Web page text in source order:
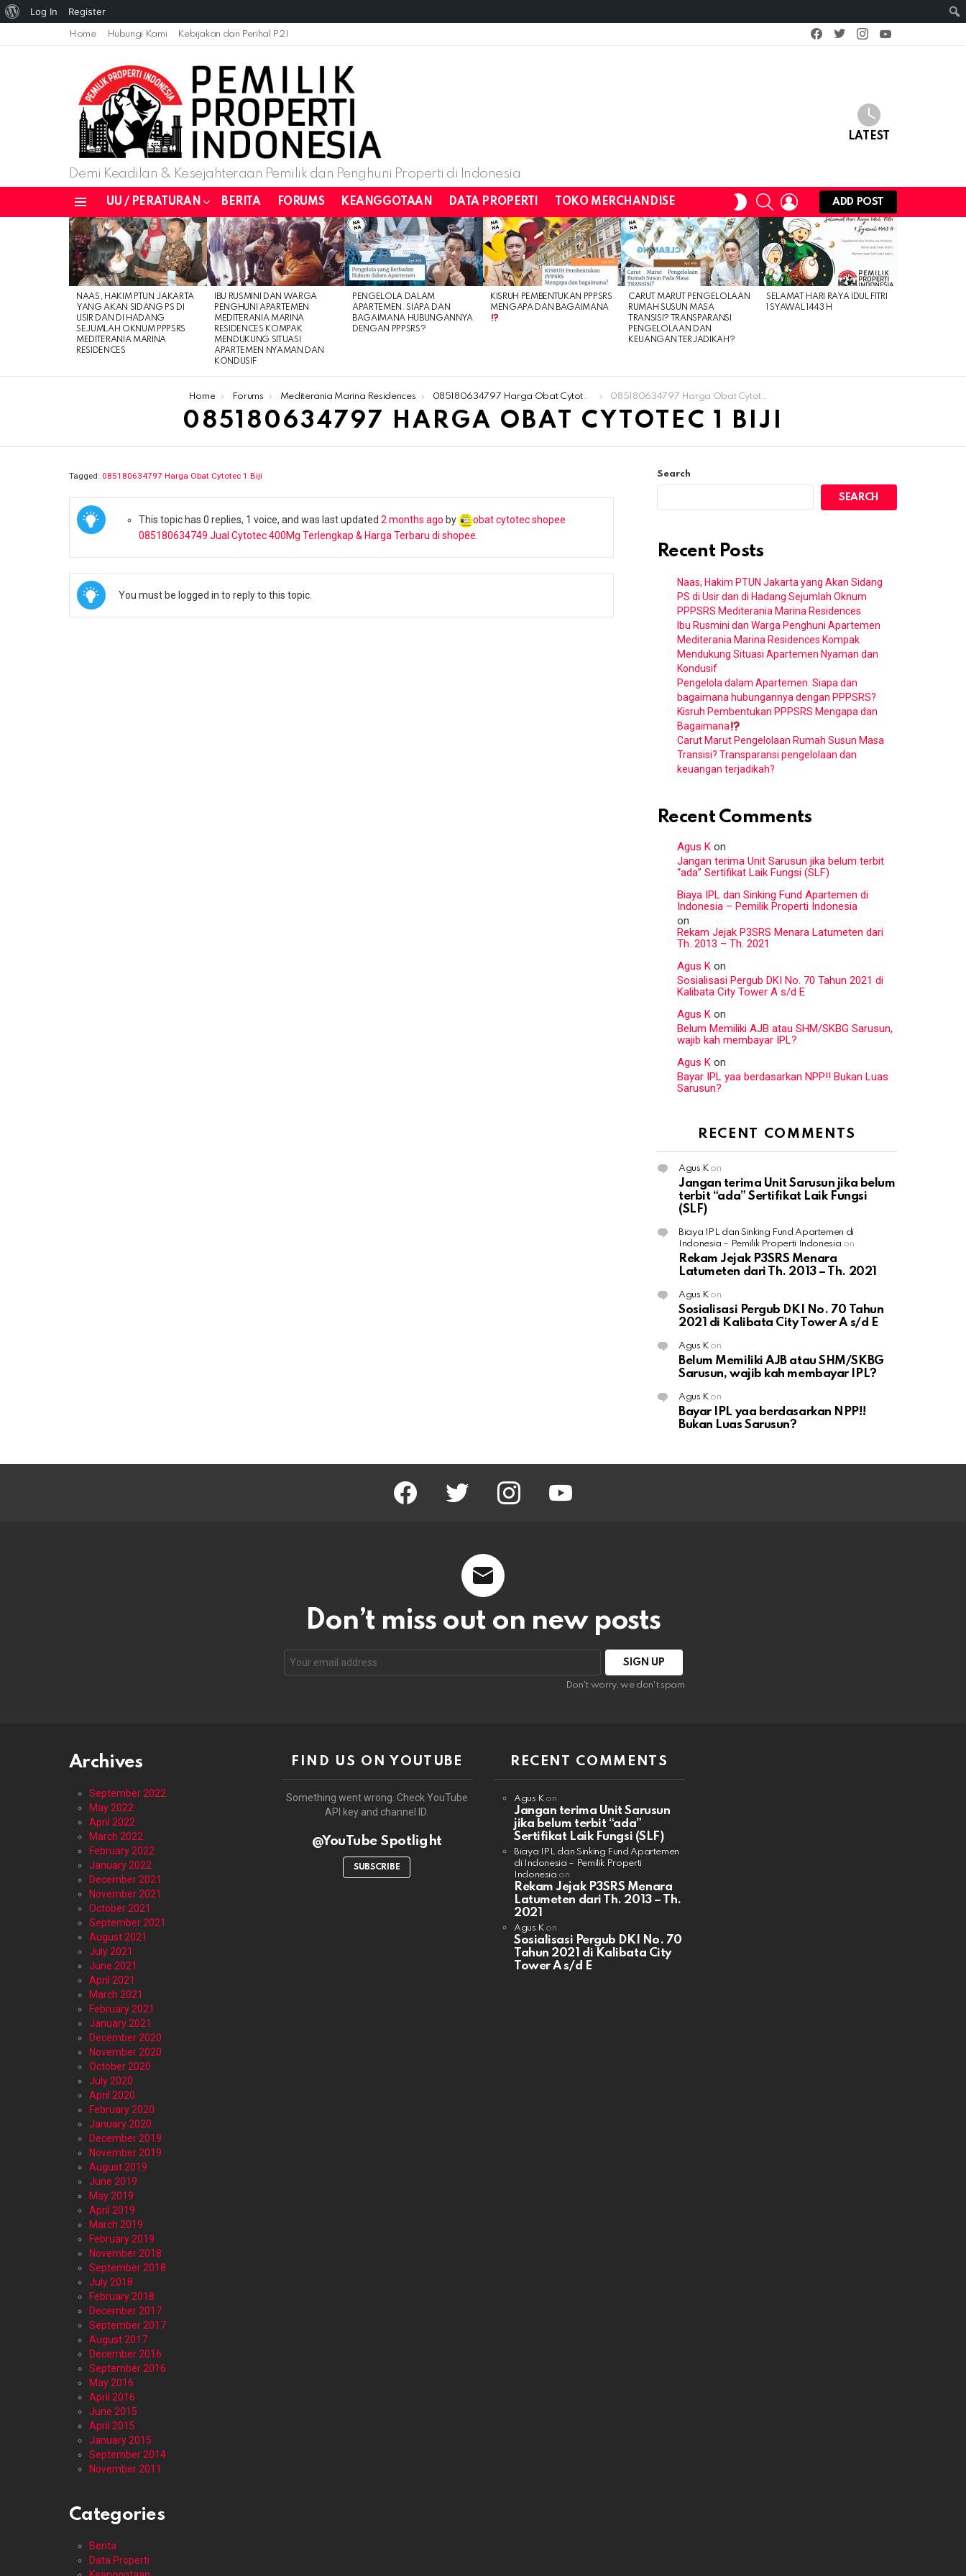
Home Hubungi Kami Kebijakan dan Perihal P2I
facebooktwitterinstagram
Demi Keadilan & Kesejahteraan Pemilik dan Penghuni Properti di Indonesia
LATEST
UU / PERATURAN BERITA FORUMS KEANGGOTAAN DATA PROPERTI TOKO MERCHANDISE
SWITCH
SKIN
SEARCHLOGIN
ADD POST
LATEST
STORIES
NAAS, HAKIM PTUN JAKARTA
YANG AKAN SIDANG PS DI
USIR DAN DI HADANG
SEJUMLAH OKNUM PPPSRS
MEDITERANIA MARINA
RESIDENCES
IBU RUSMINI DAN WARGA
PENGHUNI APARTEMEN
MEDITERANIA MARINA
RESIDENCES KOMPAK
MENDUKUNG SITUASI
APARTEMEN NYAMAN DAN
KONDUSIF
PENGELOLA DALAM
APARTEMEN. SIAPA DAN
BAGAIMANA HUBUNGANNYA
DENGAN PPPSRS?
KISRUH PEMBENTUKAN PPPSRS
MENGAPA DAN BAGAIMANA
CARUT MARUT PENGELOLAAN
RUMAH SUSUN MASA
TRANSISI? TRANSPARANSI
PENGELOLAAN DAN
KEUANGAN TERJADIKAH?
SELAMAT HARI RAYA IDUL FITRI
1 SYAWAL 1443 H
Home Forums Mediterania Marina Residences 085180634797 Harga Obat Cytotec 1 Biji 085180634797 Harga Obat Cytotec 1 Biji
085180634797 HARGA OBAT CYTOTEC 1 BIJI
Tagged: 085180634797 Harga Obat Cytotec 1 Biji
This topic has 0 replies, 1 voice, and was last updated 2 months ago by
obat cytotec shopee
085180634749 Jual Cytotec 400Mg Terlengkap & Harga Terbaru di shopee
You must be logged in to reply to this topic.
Search
SEARCH
Recent Posts
Naas, Hakim PTUN Jakarta yang Akan Sidang
PS di Usir dan di Hadang Sejumlah Oknum
PPPSRS Mediterania Marina Residences
Ibu Rusmini dan Warga Penghuni Apartemen
Mediterania Marina Residences Kompak
Mendukung Situasi Apartemen Nyaman dan
Kondusif
Pengelola dalam Apartemen. Siapa dan
bagaimana hubungannya dengan PPPSRS?
Kisruh Pembentukan PPPSRS Mengapa dan
Bagaimana
Carut Marut Pengelolaan Rumah Susun Masa
Transisi? Transparansi pengelolaan dan
keuangan terjadikah?
Recent Comments
Agus K on
Jangan terima Unit Sarusun jika belum terbit
“ada” Sertifikat Laik Fungsi (SLF)
Biaya IPL dan Sinking Fund Apartemen di
Indonesia – Pemilik Properti Indonesia
on
Rekam Jejak P3SRS Menara Latumeten dari
Th. 2013 – Th. 2021
Agus K on
Sosialisasi Pergub DKI No. 70 Tahun 2021 di
Kalibata City Tower A s/d E
Agus K on
Belum Memiliki AJB atau SHM/SKBG Sarusun,
wajib kah membayar IPL?
Agus K on
Bayar IPL yaa berdasarkan NPP!! Bukan Luas
Sarusun?
RECENT COMMENTS
Agus Kon
Jangan terima Unit Sarusun jika belum
terbit “ada” Sertifikat Laik Fungsi
(SLF)
Biaya IPL dan Sinking Fund Apartemen di
Indonesia – Pemilik Properti Indonesia on
Rekam Jejak P3SRS Menara
Latumeten dari Th. 2013 – Th. 2021
Agus Kon
Sosialisasi Pergub DKI No. 70 Tahun
2021 di Kalibata City Tower A s/d E
Agus Kon
Belum Memiliki AJB atau SHM/SKBG
Sarusun, wajib kah membayar IPL?
Agus Kon
Bayar IPL yaa berdasarkan NPP!!
Bukan Luas Sarusun?
facebook twitter instagram youtube
Don’t miss out on new posts
address:
Don't worry, we don't spam
Archives
September 2022
May 2022
April 2022
March 2022
February 2022
January 2022
December 2021
November 2021
October 2021
September 2021
August 2021
July 2021
June 2021
April 2021
March 2021
February 2021
January 2021
December 2020
November 2020
October 2020
July 2020
April 2020
February 2020
January 2020
December 2019
November 2019
August 2019
June 2019
May 2019
April 2019
March 2019
February 2019
November 2018
September 2018
July 2018
February 2018
December 2017
September 2017
August 2017
December 2016
September 2016
May 2016
April 2016
June 2015
April 2015
January 2015
September 2014
November 2011
Categories
Berita
Data Properti
FIND US ON YOUTUBE
Something went wrong. Check YouTube
API key and channel ID.
@YouTube Spotlight
SUBSCRIBE
RECENT COMMENTS
Agus Kon
Jangan terima Unit Sarusun
jika belum terbit “ada”
Sertifikat Laik Fungsi (SLF)
Biaya IPL dan Sinking Fund Apartemen
di Indonesia – Pemilik Properti
Indonesia on
Rekam Jejak P3SRS Menara
Latumeten dari Th. 2013 – Th.
2021
Agus Kon
Sosialisasi Pergub DKI No. 70
Tahun 2021 di Kalibata City
Tower A s/d E
About
Log In Register